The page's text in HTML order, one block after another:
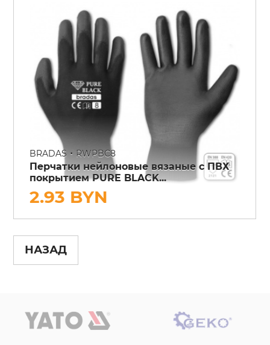
BRADAS• RWPBC8
Перчатки нейлоновые вязаные с ПВХ
покрытием PURE BLACK...
2.93 BYN
НАЗАД